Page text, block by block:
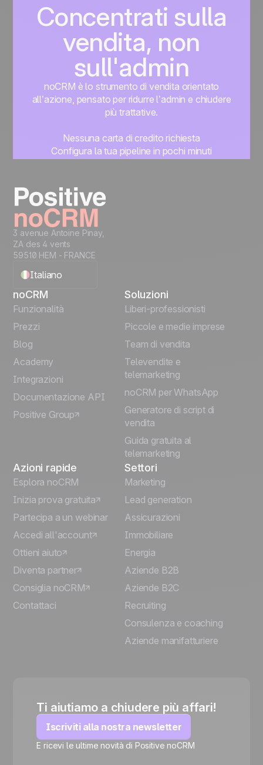
🍪
Concentrati sulla
vendita, non
sull'admin
noCRM è lo strumento di vendita orientato
all’azione, pensato per ridurre l’admin e chiudere
più trattative.
Nessuna carta di credito richiesta
Configura la tua pipeline in pochi minuti
3 avenue Antoine Pinay,
ZA des 4 vents
59510 HEM - FRANCE
Italiano
English
Español
Português
Deutsch
noCRM
Funzionalità
Prezzi
Blog
Academy
Integrazioni
Documentazione API
Positive Group
Soluzioni
Liberi-professionisti
Piccole e medie imprese
Team di vendita
Televendite e
telemarketing
noCRM per WhatsApp
Generatore di script di
vendita
Guida gratuita al
telemarketing
Azioni rapide
Esplora noCRM
Inizia prova gratuita
Partecipa a un webinar
Accedi all'account
Ottieni aiuto
Diventa partner
Consiglia noCRM
Contattaci
Settori
Marketing
Lead generation
Assicurazioni
Immobiliare
Energia
Aziende B2B
Aziende B2C
Recruiting
Consulenza e coaching
Aziende manifatturiere
Ti aiutiamo a chiudere più affari!
Iscriviti alla nostra newsletter
E ricevi le ultime novità di Positive noCRM